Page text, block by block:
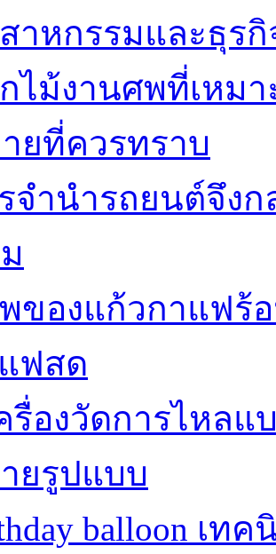
าหกรรมและธุรกิ
ไม้งานศพที่เหม
ยที่ควรทราบ
จำนำรถยนต์จึงก
ของแก้วกาแฟร้
ฟสด
รื่องวัดการไหล
ยรูปแบบ
balloon เท